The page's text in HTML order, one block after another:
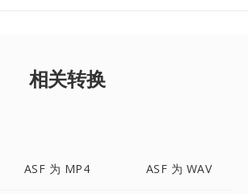
相关转换
ASF 为 MP4 ASF 为 WAV